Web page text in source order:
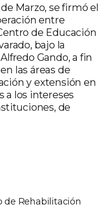
Marzo, se firmó el
entre
de Educación
bajo la
Gando, a fin
las áreas de
y extensión en
a los intereses
de
de Rehabilitación